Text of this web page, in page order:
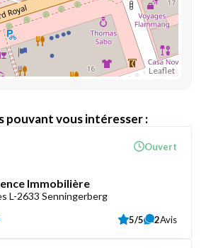
Leaflet
pouvant vous intéresser :
Immobilière
L-2633 Senningerberg
Ouvert
5/5 2Avis